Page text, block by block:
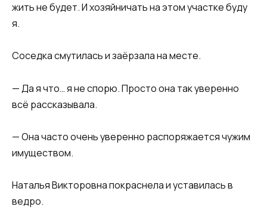
жить не будет. И хозяйничать на этом участке буду
я.
Соседка смутилась и заёрзала на месте.
— Да я что… я не спорю. Просто она так уверенно
всё рассказывала.
— Она часто очень уверенно распоряжается чужим
имуществом.
Наталья Викторовна покраснела и уставилась в
ведро.